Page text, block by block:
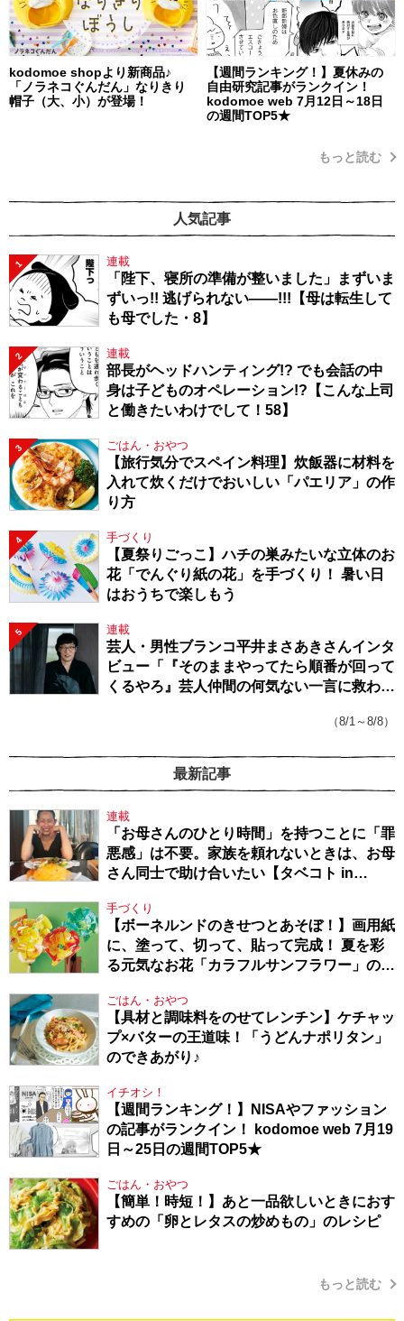
kodomoe shopより新商品♪
「ノラネコぐんだん」なりきり
帽子（大、小）が登場！
【週間ランキング！】夏休みの
自由研究記事がランクイン！
kodomoe web 7月12日～18日
の週間TOP5★
もっと読む
人気記事
1 連載
「陛下、寝所の準備が整いました」まずいま
ずいっ!! 逃げられない――!!!【母は転生して
も母でした・8】
2 連載
部長がヘッドハンティング!? でも会話の中
身は子どものオペレーション!?【こんな上司
と働きたいわけでして！58】
3 ごはん・おやつ
【旅行気分でスペイン料理】炊飯器に材料を
入れて炊くだけでおいしい「パエリア」の作
り方
4 手づくり
【夏祭りごっこ】ハチの巣みたいな立体のお
花「でんぐり紙の花」を手づくり！ 暑い日
はおうちで楽しもう
5 連載
芸人・男性ブランコ平井まさあきさんインタ
ビュー「『そのままやってたら順番が回って
くるやろ』芸人仲間の何気ない一言に救われ
（8/1～8/8）
最新記事
連載
「お母さんのひとり時間」を持つことに「罪
悪感」は不要。家族を頼れないときは、お母
さん同士で助け合いたい【タベコト in
手づくり
【ボーネルンドのきせつとあそぼ！】画用紙
に、塗って、切って、貼って完成！ 夏を彩
る元気なお花「カラフルサンフラワー」の作
ごはん・おやつ
【具材と調味料をのせてレンチン】ケチャッ
プ×バターの王道味！「うどんナポリタン」
のできあがり♪
イチオシ！
【週間ランキング！】NISAやファッション
の記事がランクイン！ kodomoe web 7月19
日～25日の週間TOP5★
ごはん・おやつ
【簡単！時短！】あと一品欲しいときにおす
すめの「卵とレタスの炒めもの」のレシピ
もっと読む